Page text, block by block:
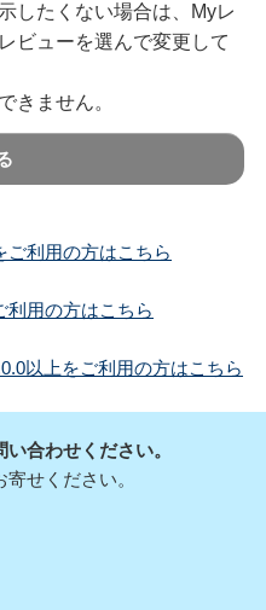
したくない場合は、Myレ
ビューを選んで変更して
きません。
ご利用の方はこちら
利用の方はこちら
以上をご利用の方はこちら
合わせください。
せください。